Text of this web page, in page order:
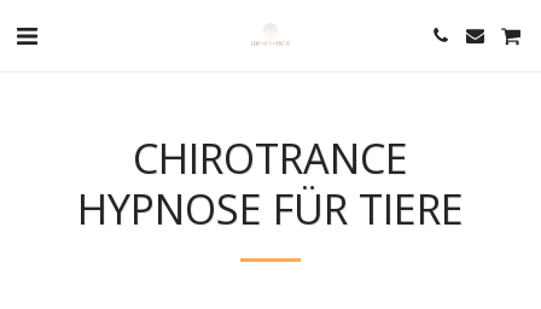
CHIROTRANCE
HYPNOSE FÜR TIERE